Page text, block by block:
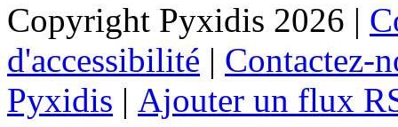
Copyright Pyxidis 2026 |
d'accessibilité | Contactez-
Pyxidis | Ajouter un flux